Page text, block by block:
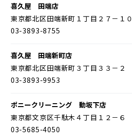
喜久屋 田端店
東京都北区田端新町１丁目２７－１０
03-3893-8755
喜久屋 田端新町店
東京都北区田端新町３丁目３３－２
03-3893-9953
ポニークリーニング 動坂下店
東京都文京区千駄木４丁目１２－６
03-5685-4050